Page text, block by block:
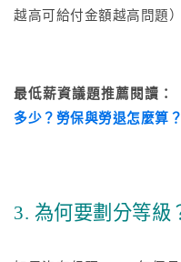
越高可給付金額越高問題）
最低薪資議題推薦閱讀：
多少？勞保與勞退怎麼算？
3. 為何要劃分等級